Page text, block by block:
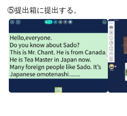
⑤提出箱に提出する。